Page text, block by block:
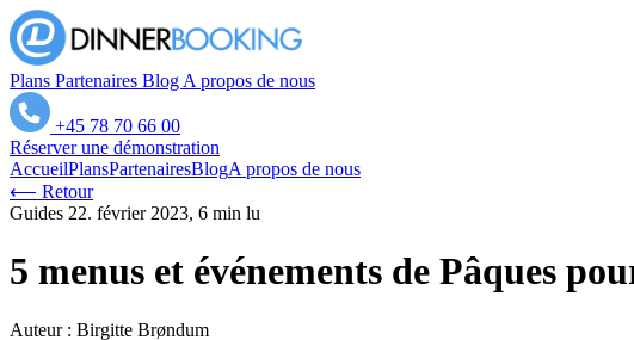
Plans Partenaires Blog A propos de nous
+45 78 70 66 00
Réserver une démonstration
AccueilPlansPartenairesBlogA propos de nous
⟵ Retour
Guides 22. février 2023, 6 min lu
5 menus et événements de Pâques
Auteur : Birgitte Brøndum